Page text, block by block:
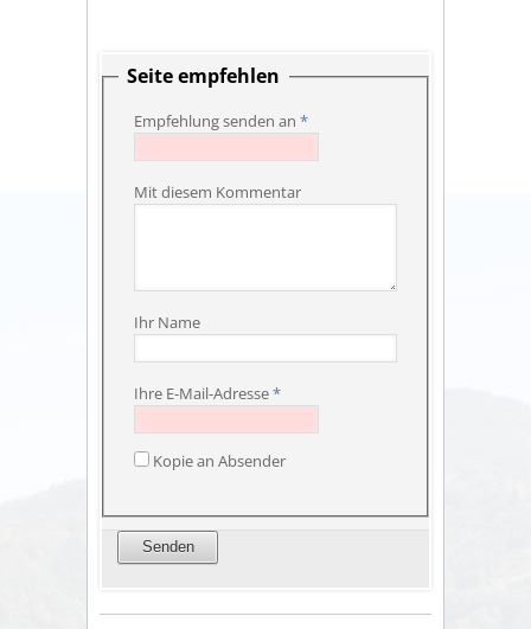
Seite empfehlen
Empfehlung senden an *
Mit diesem Kommentar
Ihr Name
Ihre E-Mail-Adresse*
Kopie an Absender